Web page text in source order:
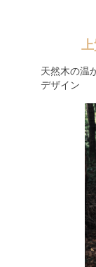
天然木の温
デザイン